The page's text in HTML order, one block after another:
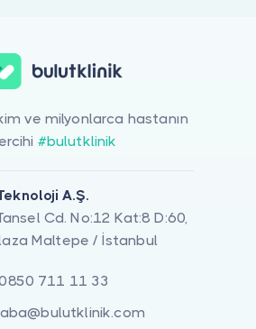
ve milyonlarca hastanın
#bulutklinik
A.Ş.
Cd. No:12 Kat:8 D:60,
Maltepe / İstanbul
711 11 33